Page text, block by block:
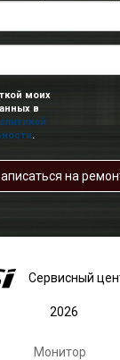
моих
в
.
на
Сервисный
2026
Монитор